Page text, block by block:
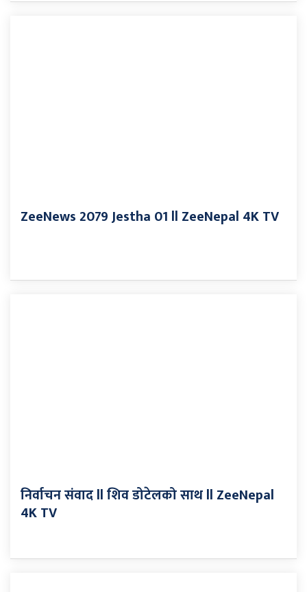
ZeeNews 2079 Jestha 01 ll ZeeNepal 4K TV
निर्वाचन संवाद ll शिव डोटेलको साथ ll ZeeNepal
4K TV